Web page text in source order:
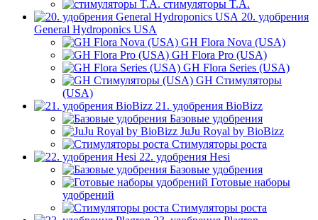
стимуляторы T.A.
20. удобрения
General Hydroponics USA
GH Flora Nova (USA)
GH Flora Pro (USA)
GH Flora Series (USA)
GH Стимуляторы
(USA)
21. удобрения BioBizz
Базовые удобрения
JuJu Royal by BioBizz
Стимуляторы роста
22. удобрения Hesi
Базовые удобрения
Готовые наборы
удобрений
Стимуляторы роста